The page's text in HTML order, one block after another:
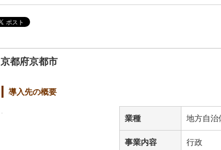
京都府京都市
導入先の概要
業種 地方自治
事業内容 行政